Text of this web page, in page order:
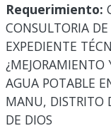
Requerimiento:
CONSULTORIA
EXPEDIENTE
¿MEJORAMIENTO
AGUA POTABLE
MANU, DISTRITO
DE DIOS